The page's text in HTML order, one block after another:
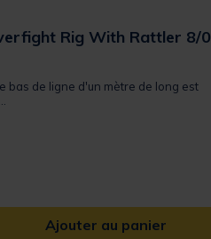
Rig With Rattler 8/0
bas de ligne d'un mètre de long est
Ajouter au panier